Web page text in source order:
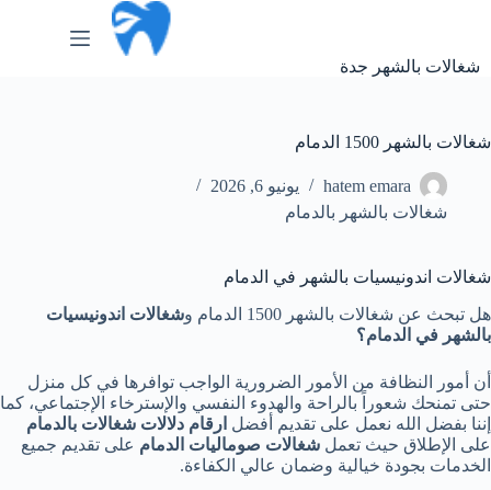
شغالات بالشهر جدة
شغالات بالشهر 1500 الدمام
hatem emara
يونيو 6, 2026
شغالات بالشهر بالدمام
شغالات اندونيسيات بالشهر في الدمام
هل تبحث عن شغالات بالشهر 1500 الدمام و
شغالات اندونيسيات
بالشهر في الدمام؟
أن أمور النظافة من الأمور الضرورية الواجب توافرها في كل منزل
حتى تمنحك شعوراً بالراحة والهدوء النفسي والإسترخاء الإجتماعي، كما
إننا بفضل الله نعمل على تقديم أفضل ارقام دلالات شغالات بالدمام
على الإطلاق حيث تعمل شغالات صوماليات الدمام على تقديم جميع
الخدمات بجودة خيالية وضمان عالي الكفاءة.